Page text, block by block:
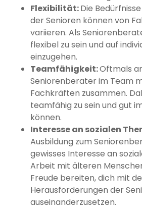
Flexibilität:Die
der Senioren können von
variieren. Als
flexibel zu sein und auf
einzugehen.
Teamfähigkeit:Oftmals
Seniorenberater im Team
Fachkräften zusammen.
teamfähig zu sein und gut
können.
Interesse an sozialen
Ausbildung zum
gewisses Interesse an
Arbeit mit älteren
Freude bereiten, dich mit
Herausforderungen der
auseinanderzusetzen.